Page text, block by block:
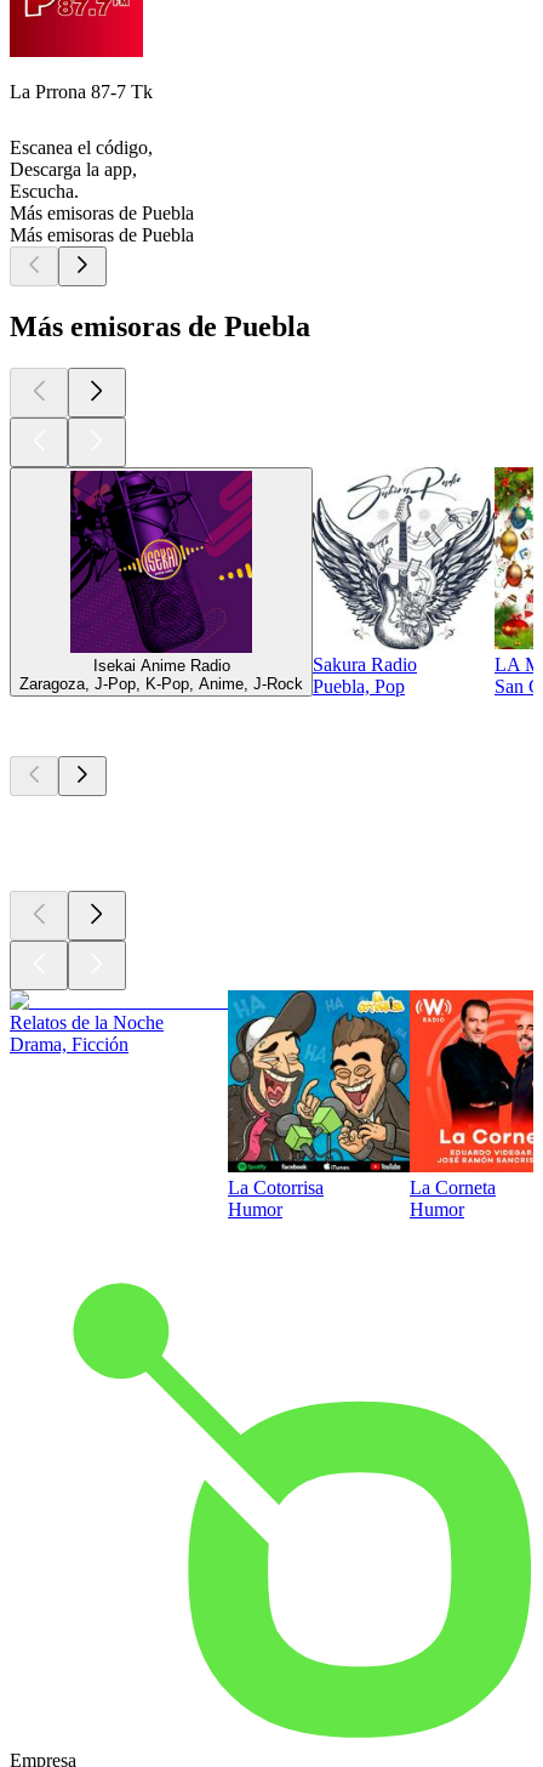
La Prrona 87-7 Tk
Escanea el código,
Descarga la app,
Escucha.
Más emisoras de Puebla
Más emisoras de Puebla
Más emisoras de Puebla
Isekai Anime Radio
Zaragoza, J-Pop, K-Pop, Anime, J-Rock
Sakura Radio
Puebla, Pop
LA
San
Relatos de la Noche
Drama, Ficción
La Cotorrisa
Humor
La Corneta
Humor
Empresa